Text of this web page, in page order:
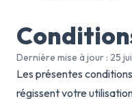
Dernière mise à jour : 25
Les présentes
régissent votre